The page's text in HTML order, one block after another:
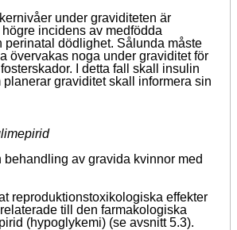
under graviditeten är
incidens av medfödda
perinatal dödlighet. Sålunda måste
övervakas noga under graviditet för
I detta fall skall insulin
graviditet skall informera sin
behandling av gravida kvinnor med
reproduktionstoxikologiska effekter
till den farmakologiska
(hypoglykemi) (se avsnitt 5.3).